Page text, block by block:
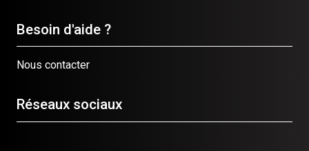
Besoin d'aide ?
Nous contacter
Réseaux sociaux